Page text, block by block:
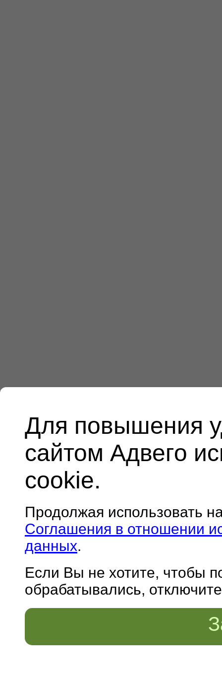
Для повышения
сайтом Адвего
cookie.
Продолжая использовать
Соглашения в отношении
данных.
Если Вы не хотите, чтобы
обрабатывались,